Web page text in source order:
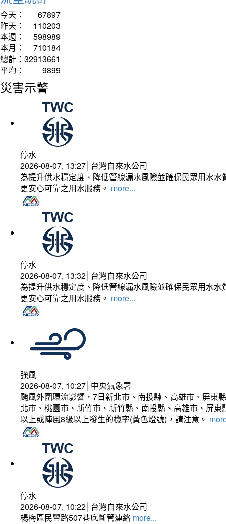
今天：
67897
昨天：
110203
本週：
598989
本月：
710184
總計： 32913661
平均：
9899
災害示警
停水
2026-08-07, 13:27│台灣自來水公司
為提升供水穩定度、降低管線漏水風險並確保民眾用水
更安心可靠之用水服務。 more...
停水
2026-08-07, 13:32│台灣自來水公司
為提升供水穩定度、降低管線漏水風險並確保民眾用水
更安心可靠之用水服務。 more...
強風
2026-08-07, 10:27│中央氣象署
颱風外圍環流影響，7日新北市、南投縣、高雄市、屏東
北市、桃園市、新竹市、新竹縣、南投縣、高雄市、屏
以上或陣風8級以上發生的機率(黃色燈號)，請注意。
停水
2026-08-07, 10:22│台灣自來水公司
楊梅區民豐路507巷底斷管連絡 more...